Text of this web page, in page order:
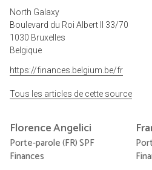
North Galaxy
Boulevard du Roi Albert II 33/70
1030 Bruxelles
Belgique
https://finances.belgium.be/fr
Tous les articles de cette source
FlorenceAngelici
Porte-parole (FR) SPF
Finances